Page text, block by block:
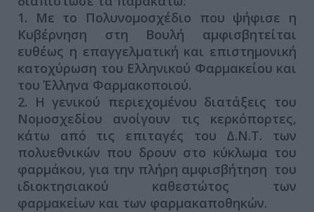
1. Με το Πολυνομοσχέδιο που ψήφισε η
Κυβέρνηση στη Βουλή αμφισβητείται
ευθέως η επαγγελματική και επιστημονική
κατοχύρωση του Ελληνικού Φαρμακείου και
του Έλληνα Φαρμακοποιού.
2. Η γενικού περιεχομένου διατάξεις του
Νομοσχεδίου ανοίγουν τις κερκόπορτες,
κάτω από τις επιταγές του Δ.Ν.Τ. των
πολυεθνικών που δρουν στο κύκλωμα του
φαρμάκου, για την πλήρη αμφισβήτηση του
ιδιοκτησιακού καθεστώτος των
φαρμακείων και των φαρμακαποθηκών.